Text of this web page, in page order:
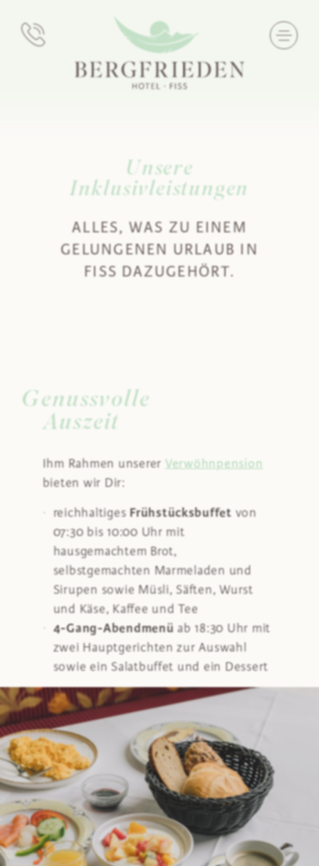
Unsere
Inklusivleistungen
ALLES, WAS ZU EINEM
GELUNGENEN URLAUB IN
FISS DAZUGEHÖRT.
Genussvolle
Auszeit
Ihm Rahmen unserer Verwöhnpension
bieten wir Dir:
reichhaltigesFrühstücksbuffet von
07:30 bis 10:00 Uhr mit
hausgemachtem Brot,
selbstgemachten Marmeladen und
Sirupen sowie Müsli, Säften, Wurst
und Käse, Kaffee und Tee
4-Gang-Abendmenü ab 18:30 Uhr mit
zwei Hauptgerichten zur Auswahl
sowie ein Salatbuffet und ein Dessert